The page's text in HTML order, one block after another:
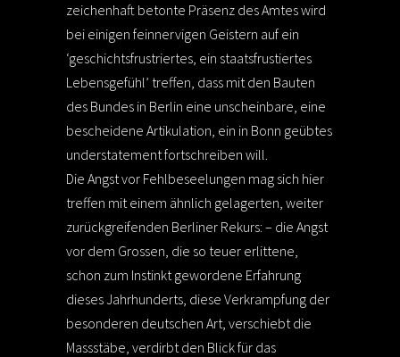
zeichenhaft betonte Präsenz des Amtes wird
bei einigen feinnervigen Geistern auf ein
‘geschichtsfrustriertes, ein staatsfrustiertes
Lebensgefühl’ treffen, dass mit den Bauten
des Bundes in Berlin eine unscheinbare, eine
bescheidene Artikulation, ein in Bonn geübtes
understatement fortschreiben will.
Die Angst vor Fehlbeseelungen mag sich hier
treffen mit einem ähnlich gelagerten, weiter
zurückgreifenden Berliner Rekurs: – die Angst
vor dem Grossen, die so teuer erlittene,
schon zum Instinkt gewordene Erfahrung
dieses Jahrhunderts, diese Verkrampfung der
besonderen deutschen Art, verschiebt die
Massstäbe, verdirbt den Blick für das